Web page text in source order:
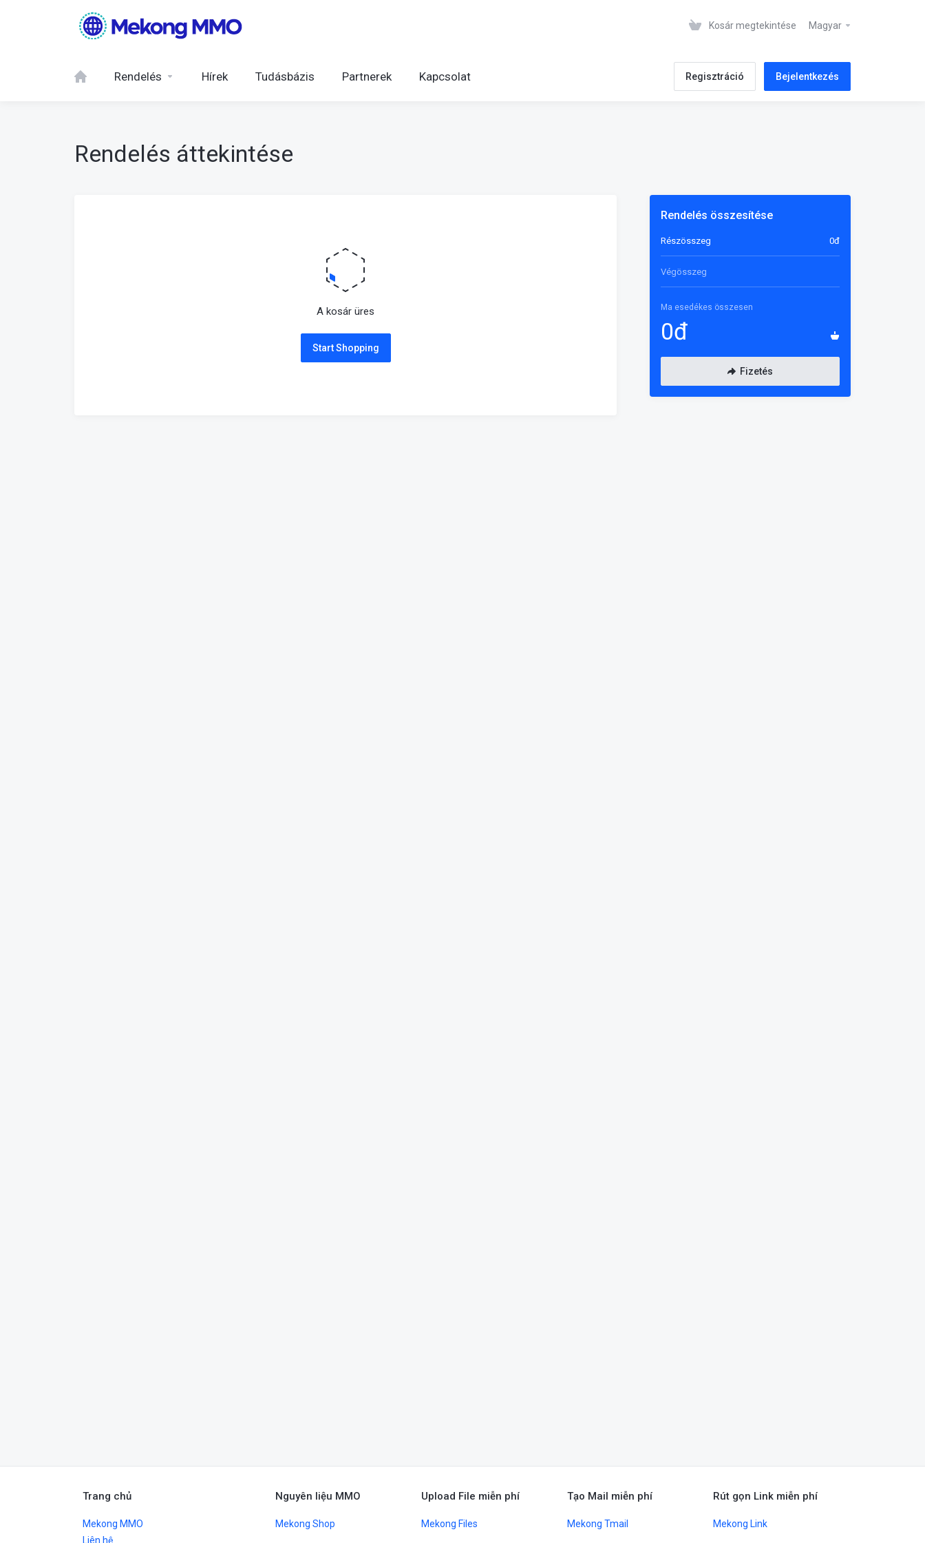
Kosár megtekintése Magyar
Rendelés Hírek Tudásbázis Partnerek Kapcsolat Regisztráció Bejelentkezés
Rendelés áttekintése
A kosár üres
Start Shopping
Rendelés összesítése
Részösszeg 0đ
Végösszeg
0đ
Ma esedékes összesen
Fizetés
Trang chủ
Mekong MMO
Liên hệ
Nguyên liệu MMO
Mekong Shop
Upload File miễn phí
Mekong Files
Tạo Mail miễn phí
Mekong Tmail
Rút gọn Link miễn phí
Mekong Link